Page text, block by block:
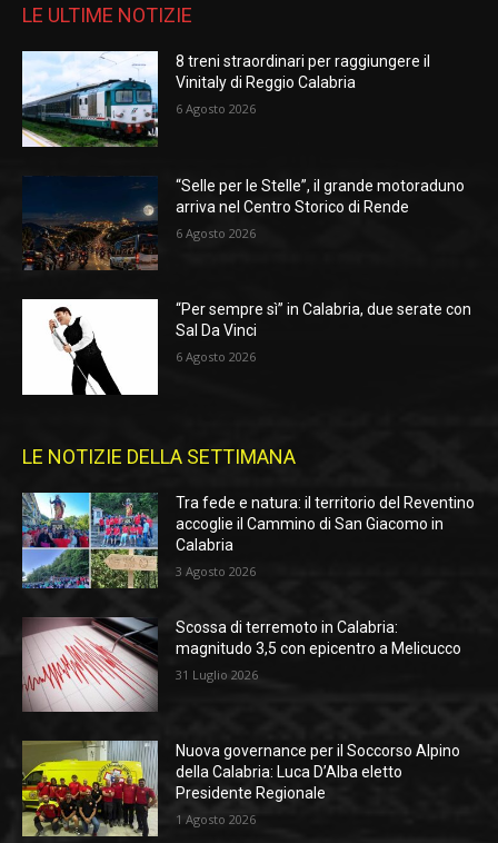
LE ULTIME NOTIZIE
8 treni straordinari per raggiungere il
Vinitaly di Reggio Calabria
6 Agosto 2026
“Selle per le Stelle”, il grande motoraduno
arriva nel Centro Storico di Rende
6 Agosto 2026
“Per sempre sì” in Calabria, due serate con
Sal Da Vinci
6 Agosto 2026
LE NOTIZIE DELLA SETTIMANA
Tra fede e natura: il territorio del Reventino
accoglie il Cammino di San Giacomo in
Calabria
3 Agosto 2026
Scossa di terremoto in Calabria:
magnitudo 3,5 con epicentro a Melicucco
31 Luglio 2026
Nuova governance per il Soccorso Alpino
della Calabria: Luca D’Alba eletto
Presidente Regionale
1 Agosto 2026